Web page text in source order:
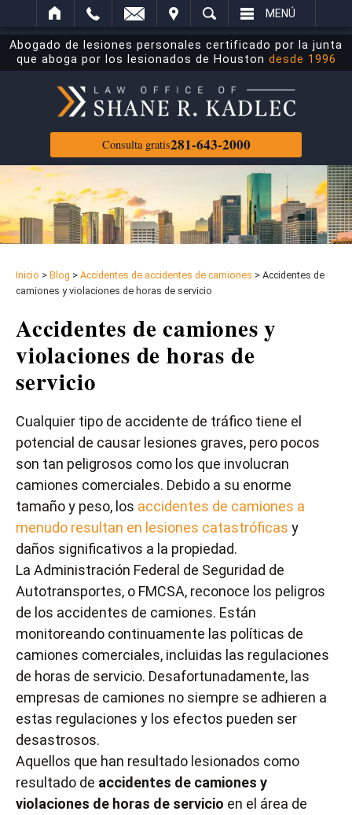
BUSCAR MENÚ
Abogado de lesiones personales certificado por la junta
que aboga por los lesionados de Houston desde 1996
Consulta gratis281-643-2000
Inicio > Blog > Accidentes de accidentes de camiones > Accidentes de
camiones y violaciones de horas de servicio
Accidentes de camiones y
violaciones de horas de
servicio
Cualquier tipo de accidente de tráfico tiene el
potencial de causar lesiones graves, pero pocos
son tan peligrosos como los que involucran
camiones comerciales. Debido a su enorme
tamaño y peso, los accidentes de camiones a
menudo resultan en lesiones catastróficas y
daños significativos a la propiedad.
La Administración Federal de Seguridad de
Autotransportes, o FMCSA, reconoce los peligros
de los accidentes de camiones. Están
monitoreando continuamente las políticas de
camiones comerciales, incluidas las regulaciones
de horas de servicio. Desafortunadamente, las
empresas de camiones no siempre se adhieren a
estas regulaciones y los efectos pueden ser
desastrosos.
Aquellos que han resultado lesionados como
resultado de accidentes de camiones y
violaciones de horas de servicio en el área de